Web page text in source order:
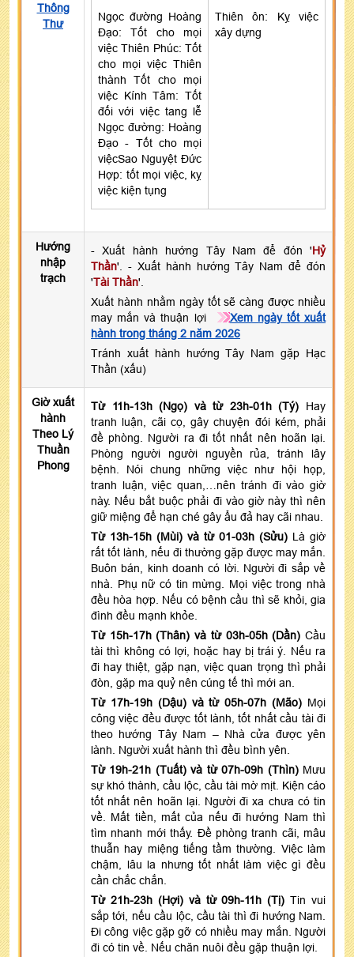
Thông
Thư
Ngọc đường Hoàng
Đạo: Tốt cho mọi
việc Thiên Phúc: Tốt
cho mọi việc Thiên
thành Tốt cho mọi
việc Kính Tâm: Tốt
đối với việc tang lễ
Ngọc đường: Hoàng
Đạo - Tốt cho mọi
việcSao Nguyệt Đức
Hợp: tốt mọi việc, kỵ
việc kiện tụng
Thiên ôn: Kỵ việc
xây dựng
Hướng
nhập
trạch
- Xuất hành hướng Tây Nam để đón 'Hỷ
Thần'. - Xuất hành hướng Tây Nam để đón
'Tài Thần'.
Xuất hành nhằm ngày tốt sẽ càng được nhiều
may mắn và thuận lợi
Xem ngày tốt xuất
hành trong tháng 2 năm 2026
Tránh xuất hành hướng Tây Nam gặp Hạc
Thần (xấu)
Giờ xuất
hành
Theo Lý
Thuần
Phong
Từ 11h-13h (Ngọ) và từ 23h-01h (Tý)
Hay
tranh luận, cãi cọ, gây chuyện đói kém, phải
đề phòng. Người ra đi tốt nhất nên hoãn lại.
Phòng người người nguyền rủa, tránh lây
bệnh. Nói chung những việc như hội họp,
tranh luận, việc quan,…nên tránh đi vào giờ
này. Nếu bắt buộc phải đi vào giờ này thì nên
giữ miệng để hạn ché gây ẩu đả hay cãi nhau.
Từ 13h-15h (Mùi) và từ 01-03h (Sửu) Là giờ
rất tốt lành, nếu đi thường gặp được may mắn.
Buôn bán, kinh doanh có lời. Người đi sắp về
nhà. Phụ nữ có tin mừng. Mọi việc trong nhà
đều hòa hợp. Nếu có bệnh cầu thì sẽ khỏi, gia
đình đều mạnh khỏe.
Từ 15h-17h (Thân) và từ 03h-05h (Dần) Cầu
tài thì không có lợi, hoặc hay bị trái ý. Nếu ra
đi hay thiệt, gặp nạn, việc quan trọng thì phải
đòn, gặp ma quỷ nên cúng tế thì mới an.
Từ 17h-19h (Dậu) và từ 05h-07h (Mão) Mọi
công việc đều được tốt lành, tốt nhất cầu tài đi
theo hướng Tây Nam – Nhà cửa được yên
lành. Người xuất hành thì đều bình yên.
Từ 19h-21h (Tuất) và từ 07h-09h (Thìn) Mưu
sự khó thành, cầu lộc, cầu tài mờ mịt. Kiện cáo
tốt nhất nên hoãn lại. Người đi xa chưa có tin
về. Mất tiền, mất của nếu đi hướng Nam thì
tìm nhanh mới thấy. Đề phòng tranh cãi, mâu
thuẫn hay miệng tiếng tầm thường. Việc làm
chậm, lâu la nhưng tốt nhất làm việc gì đều
cần chắc chắn.
Từ 21h-23h (Hợi) và từ 09h-11h (Tị) Tin vui
sắp tới, nếu cầu lộc, cầu tài thì đi hướng Nam.
Đi công việc gặp gỡ có nhiều may mắn. Người
đi có tin về. Nếu chăn nuôi đều gặp thuận lợi.